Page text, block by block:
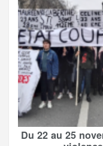
Du 22 au 25